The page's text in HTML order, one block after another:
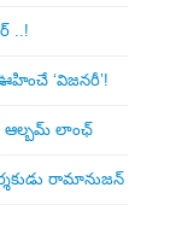
..!
‘విజనరీ’!
ఆల్బమ్ లాంఛ్
రామానుజన్